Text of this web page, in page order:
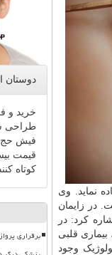
نماید. وی
در زایمان
کرد: در
بیماری قلبی
وجود
دوستان
خرید و
طراحی
فیش حج
قیمت
کوتاه
برقراری